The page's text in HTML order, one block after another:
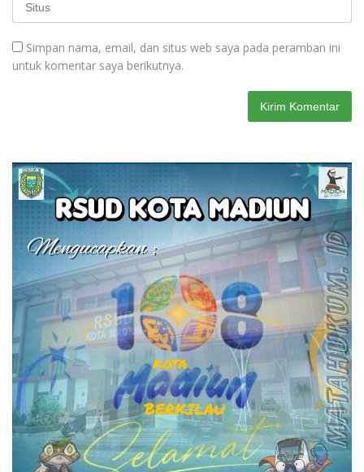
Simpan nama, email, dan situs web saya pada peramban ini
untuk komentar saya berikutnya.